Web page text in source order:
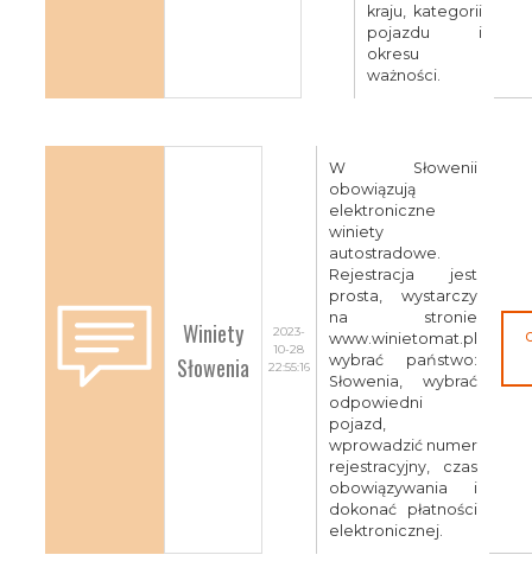
kraju, kategorii
pojazdu i
okresu
ważności.
Winiety
Słowenia
2023-
10-28
22:55:16
W Słowenii
obowiązują
elektroniczne
winiety
autostradowe.
Rejestracja jest
prosta, wystarczy
na stronie
www.winietomat.pl
wybrać państwo:
Słowenia, wybrać
odpowiedni
pojazd,
wprowadzić numer
rejestracyjny, czas
obowiązywania i
dokonać płatności
elektronicznej.